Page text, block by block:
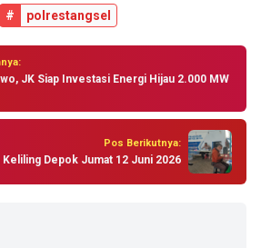
# polrestangsel
JK Siap Investasi Energi Hijau 2.000 MW
Pos Berikutnya:
Keliling Depok Jumat 12 Juni 2026